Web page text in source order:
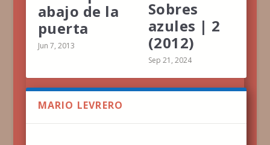
abajo de la
puerta
Jun 7, 2013
Sobres
azules | 2
(2012)
Sep 21, 2024
MARIO LEVRERO